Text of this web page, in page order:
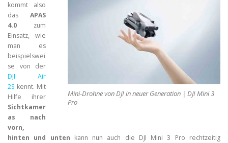
Mini-Drohne von DJI in neuer Generation | DJI Mini 3
Pro
kommt also
dasAPAS
4.0 zum
Einsatz, wie
man es
beispielswei
se von der
DJI Air
2S kennt. Mit
Hilfe ihrer
Sichtkamer
as nach
vorn,
hinten und unten kann nun auch die DJI Mini 3 Pro rechtzeitig